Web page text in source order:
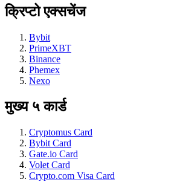
क्रिप्टो एक्सचेंज
Bybit
PrimeXBT
Binance
Phemex
Nexo
मुख्य ५ कार्ड
Cryptomus Card
Bybit Card
Gate.io Card
Volet Card
Crypto.com Visa Card